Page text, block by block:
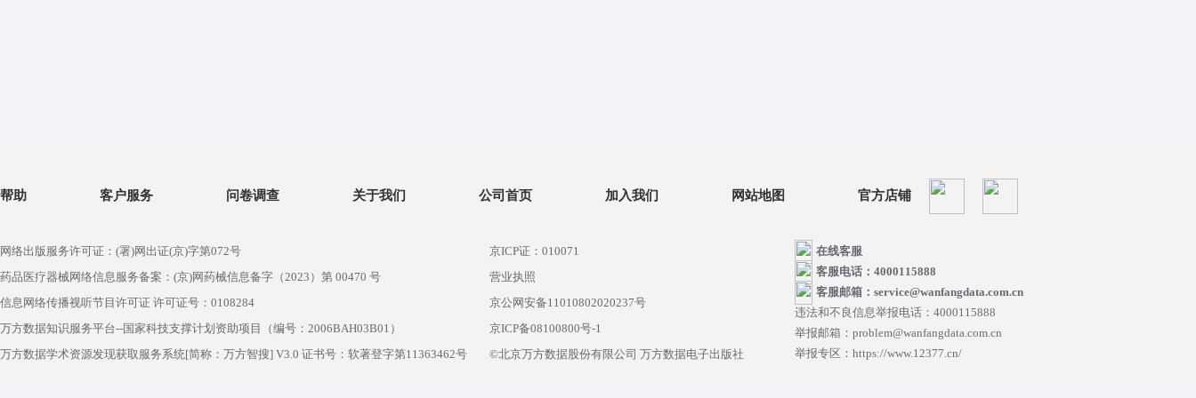
帮助 客户服务 问卷调查 关于我们 公司首页 加入我们 网站地图 官方店铺
网络出版服务许可证：(署)网出证(京)字第072号
药品医疗器械网络信息服务备案：(京)网药械信息备字（2023）第 00470 号
信息网络传播视听节目许可证 许可证号：0108284
万方数据知识服务平台--国家科技支撑计划资助项目（编号：2006BAH03B01）
万方数据学术资源发现获取服务系统[简称：万方智搜] V3.0 证书号：软著登字第11363462号
京ICP证：010071
营业执照
京公网安备11010802020237号
京ICP备08100800号-1
©北京万方数据股份有限公司 万方数据电子出版社
在线客服
客服电话：4000115888
客服邮箱：service@wanfangdata.com.cn
违法和不良信息举报电话：4000115888
举报邮箱：problem@wanfangdata.com.cn
举报专区：https://www.12377.cn/